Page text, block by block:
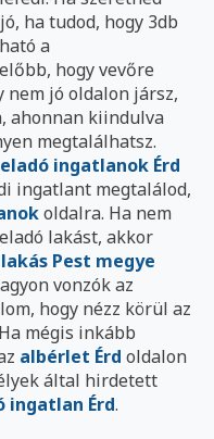
ha tudod, hogy 3db
a
hogy vevőre
nem jó oldalon jársz,
ahonnan kiindulva
megtalálhatsz.
eladó ingatlanok Érd
ingatlant megtalálod,
oldalra. Ha nem
lakást, akkor
Pest megye
vonzók az
hogy nézz körül az
mégis inkább
albérlet Érd oldalon
által hirdetett
ingatlan Érd.